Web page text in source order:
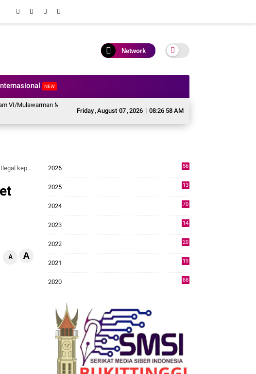
Network
NEW
Friday,August 07,2026 | 08:26 59 AM
Mayjen TNI Krido Pramono Jadi Ikon Singing Competition HUT ke 81 RI
PT.Timah.
A A
2026
56
2025
13
2024
70
2023
14
2022
20
2021
19
2020
88